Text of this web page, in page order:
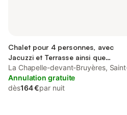
Chalet pour 4 personnes, avec
Jacuzzi et Terrasse ainsi que
Jardin et Sauna
La Chapelle-devant-Bruyères,
des-Vosges
Annulation gratuite
dès164 €par nuit